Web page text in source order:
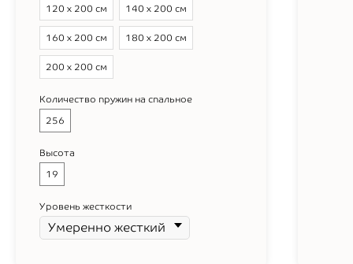
120 х 200 см 140 х 200 см
160 х 200 см 180 х 200 см
200 х 200 см
Количество пружин на спальное
256
Высота
19
Уровень жесткости